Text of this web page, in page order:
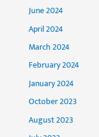
June 2024
April 2024
March 2024
February 2024
January 2024
October 2023
August 2023